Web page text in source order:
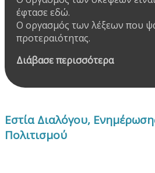
έφτασε εδώ.
Ο οργασμός των λέξεων που
προτεραιότητας.
Διάβασε περισσότερα
Εστία Διαλόγου,
Πολιτισμού